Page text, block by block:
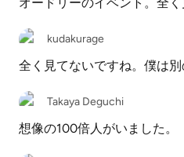
kudakurage
全く見てないですね。僕は別
Takaya Deguchi
想像の100倍人がいました。